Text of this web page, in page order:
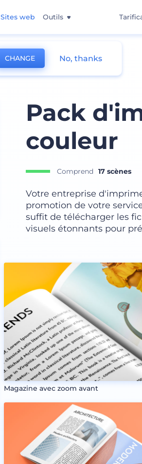
Sites web Outils
Pack
couleur
Comprend 17 scènes
Votre entreprise
promotion de votre
suffit de télécharger les
visuels étonnants pour
Magazine avec zoom avant
CHANGE No, thanks